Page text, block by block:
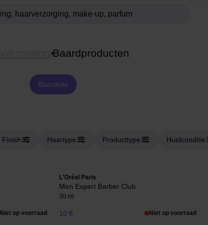
Baardproducten
Baardolie
Finish Haartype Producttype Huidconditie
Niet op voorraad
L'Oréal Paris
Men Expert Barber Club
30 ml
10 € Niet op voorraad